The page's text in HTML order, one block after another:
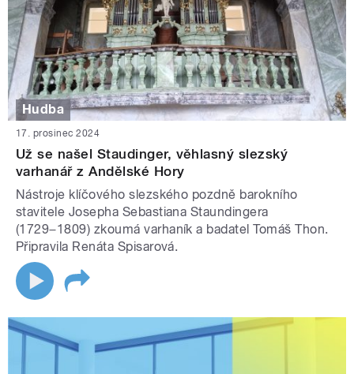
Hudba
17. prosinec 2024
Už se našel Staudinger, věhlasný slezský
varhanář z Andělské Hory
Nástroje klíčového slezského pozdně barokního
stavitele Josepha Sebastiana Staundingera
(1729−1809) zkoumá varhaník a badatel Tomáš Thon.
Připravila Renáta Spisarová.